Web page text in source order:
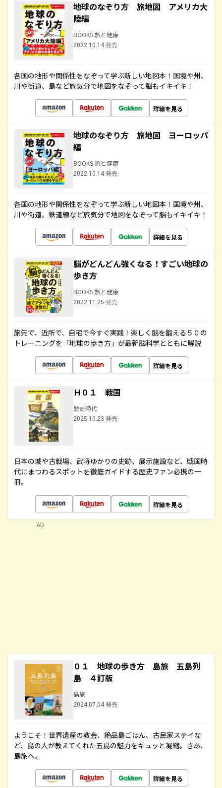
地球のなぞり方 旅地図 アメリカ大
陸編
BOOKS 旅と健康
2022.10.14 発売
各国の地形や関係性をなぞって学ぶ新しい地図本！国境や州、
川や街道、島など旅気分で地図をなぞって脳もイキイキ！
詳細を見る
地球のなぞり方 旅地図 ヨーロッパ
編
BOOKS 旅と健康
2022.10.14 発売
各国の地形や関係性をなぞって学ぶ新しい地図本！国境や州、
川や街道、鉄道線など旅気分で地図をなぞって脳もイキイキ！
詳細を見る
脳がどんどん強くなる！すごい地球の
歩き方
BOOKS 旅と健康
2022.11.25 発売
旅先で、近所で、自宅で今すぐ実践！楽しく脳を鍛える５０の
トレーニングを「地球の歩き方」が最新脳科学とともに解説
詳細を見る
Ｈ０１ 戦国
歴史時代
2025.10.23 発売
日本の城や古戦場、武将ゆかりの史跡、展示施設など、戦国時
代にまつわるスポットを徹底ガイドする歴史ファン必携の一
冊。
詳細を見る
０１ 地球の歩き方 島旅 五島列
島 ４訂版
島旅
2024.07.04 発売
ようこそ！世界遺産の教会、絶品島ごはん、古民家ステイな
ど、島の人が教えてくれた五島の魅力をギュッと凝縮。さあ、
島旅へ。
詳細を見る
AD